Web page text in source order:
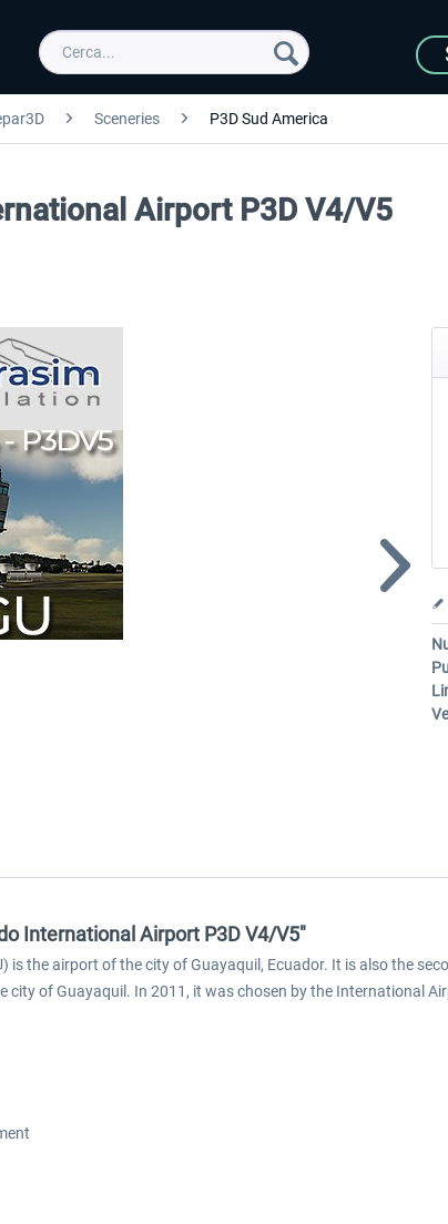
Sceneries P3D Sud America
Airport P3D V4/V5
International Airport P3D V4/V5"
is the airport of the city of Guayaquil, Ecuador. It is also the
of Guayaquil. In 2011, it was chosen by the International